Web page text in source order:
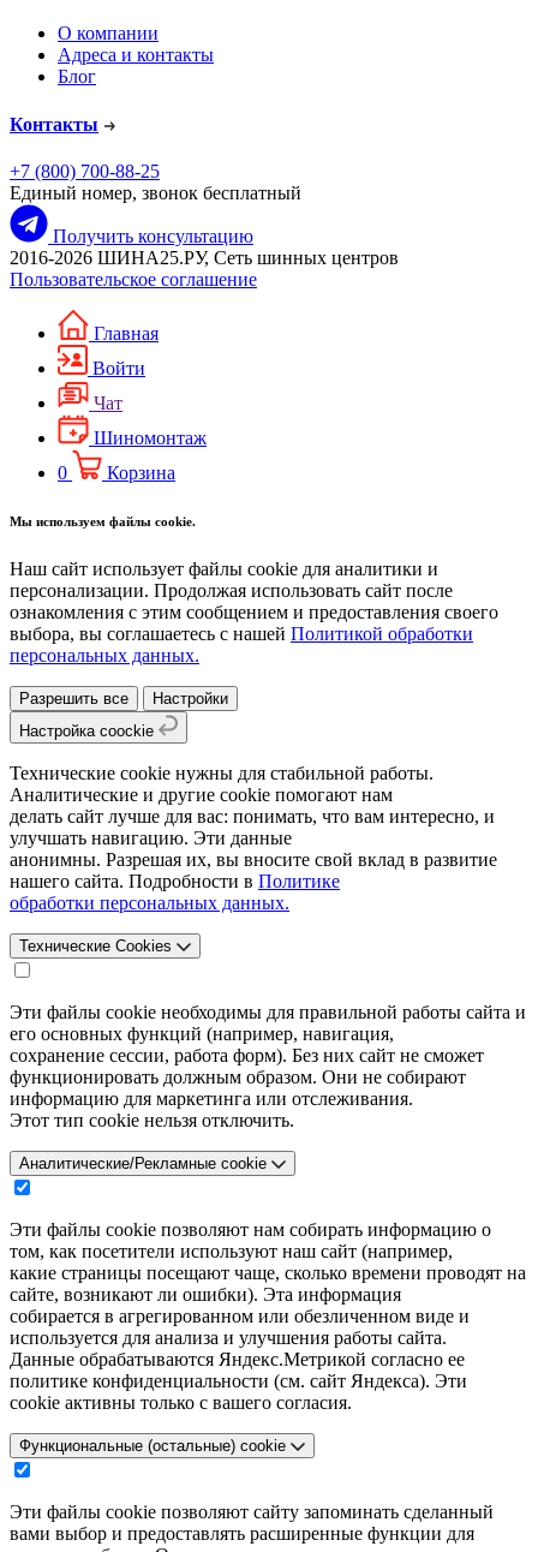
О компании
Адреса и контакты
Блог
Контакты
+7 (800) 700-88-25
Единый номер, звонок бесплатный
Получить консультацию
2016-2026 ШИНА25.РУ, Сеть шинных центров
Пользовательское соглашение
Главная
Войти
Чат
Шиномонтаж
0
Корзина
Мы используем файлы cookie.
Наш сайт использует файлы cookie для аналитики и
персонализации. Продолжая использовать сайт после
ознакомления с этим сообщением и предоставления своего
выбора, вы соглашаетесь с нашей Политикой обработки
персональных данных.
Разрешить все
Настройки
Настройка coockie
Технические cookie нужны для стабильной работы.
Аналитические и другие cookie помогают нам
делать сайт лучше для вас: понимать, что вам интересно, и
улучшать навигацию. Эти данные
анонимны. Разрешая их, вы вносите свой вклад в развитие
нашего сайта. Подробности в Политике
обработки персональных данных.
Технические Cookies
Эти файлы cookie необходимы для правильной работы сайта и
его основных функций (например, навигация,
сохранение сессии, работа форм). Без них сайт не сможет
функционировать должным образом. Они не собирают
информацию для маркетинга или отслеживания.
Этот тип cookie нельзя отключить.
Аналитические/Рекламные cookie
Эти файлы cookie позволяют нам собирать информацию о
том, как посетители используют наш сайт (например,
какие страницы посещают чаще, сколько времени проводят на
сайте, возникают ли ошибки). Эта информация
собирается в агрегированном или обезличенном виде и
используется для анализа и улучшения работы сайта.
Данные обрабатываются Яндекс.Метрикой согласно ее
политике конфиденциальности (см. сайт Яндекса). Эти
cookie активны только с вашего согласия.
Функциональные (остальные) cookie
Эти файлы cookie позволяют сайту запоминать сделанный
вами выбор и предоставлять расширенные функции для